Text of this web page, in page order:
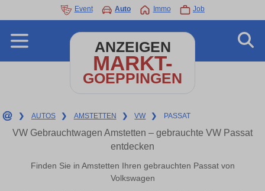
Event Auto Immo Job
ANZEIGEN
MARKT-
GOEPPINGEN
❯ AUTOS ❯ AMSTETTEN ❯ VW ❯ PASSAT
VW Gebrauchtwagen Amstetten – gebrauchte VW Passat
entdecken
Finden Sie in Amstetten Ihren gebrauchten Passat von
Volkswagen